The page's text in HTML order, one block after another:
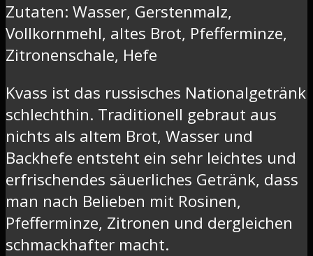
Zutaten: Wasser, Gerstenmalz,
Vollkornmehl, altes Brot, Pfefferminze,
Zitronenschale, Hefe
Kvass ist das russisches Nationalgetränk
schlechthin. Traditionell gebraut aus
nichts als altem Brot, Wasser und
Backhefe entsteht ein sehr leichtes und
erfrischendes säuerliches Getränk, dass
man nach Belieben mit Rosinen,
Pfefferminze, Zitronen und dergleichen
schmackhafter macht.